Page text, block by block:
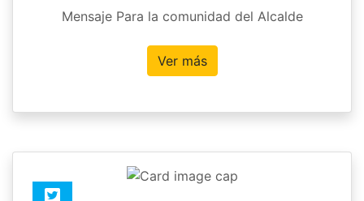
Mensaje Para la comunidad del Alcalde
Ver más